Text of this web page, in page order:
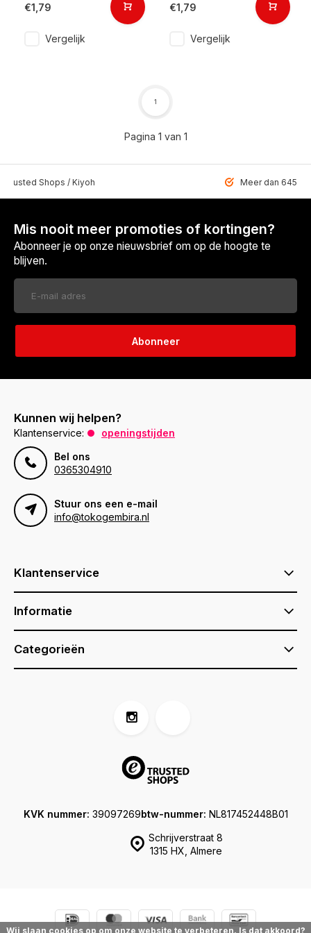
€1,79
Vergelijk
€1,79
Vergelijk
Pagina 1 van 1
1
Shops / Kiyoh Meer dan 6459
Mis nooit meer promoties of kortingen?
Abonneer je op onze nieuwsbrief om op de hoogte te
blijven.
Abonneer
Kunnen wij helpen?
Klantenservice:
openingstijden
Bel ons
0365304910
Stuur ons een e-mail
info@tokogembira.nl
Klantenservice
Informatie
Categorieën
Schrijverstraat 8
1315 HX, Almere
KVK nummer: 39097269btw-nummer: NL817452448B01
Wij slaan cookies op om onze website te verbeteren. Is dat akkoord?